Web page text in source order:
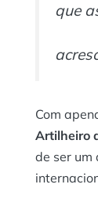
que
Com
Artilheiro
de ser um